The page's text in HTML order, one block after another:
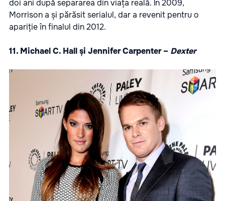
doi ani după separarea din viața reală. În 2009,
Morrison a și părăsit serialul, dar a revenit pentru o
apariție în finalul din 2012.
11. Michael C. Hall și Jennifer Carpenter – Dexter